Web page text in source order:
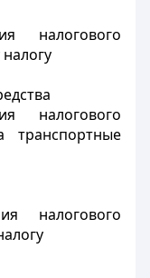
налогового
налогового
транспортные
налогового